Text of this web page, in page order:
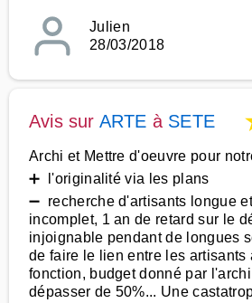
Julien
28/03/2018
Avis sur ARTE à SETE
Archi et Mettre d'oeuvre pour
➕ l'originalité via les plans
➖ recherche d'artisants longue
incomplet, 1 an de retard sur le
injoignable pendant de longues
de faire le lien entre les artisants
fonction, budget donné par
dépasser de 50%... Une